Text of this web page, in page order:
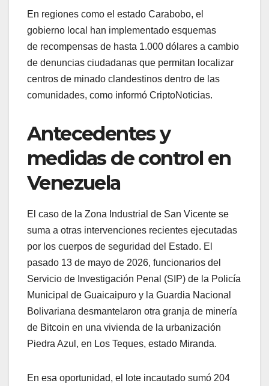
En regiones como el estado Carabobo, el
gobierno local han implementado esquemas
de recompensas de hasta 1.000 dólares a cambio
de denuncias ciudadanas que permitan localizar
centros de minado clandestinos dentro de las
comunidades, como informó CriptoNoticias.
Antecedentes y
medidas de control en
Venezuela
El caso de la Zona Industrial de San Vicente se
suma a otras intervenciones recientes ejecutadas
por los cuerpos de seguridad del Estado. El
pasado 13 de mayo de 2026, funcionarios del
Servicio de Investigación Penal (SIP) de la Policía
Municipal de Guaicaipuro y la Guardia Nacional
Bolivariana desmantelaron otra granja de minería
de Bitcoin en una vivienda de la urbanización
Piedra Azul, en Los Teques, estado Miranda.
En esa oportunidad, el lote incautado sumó 204